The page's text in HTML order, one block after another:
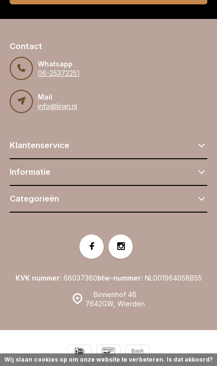
Contact
Whatsapp
06-25372251
Mail
info@linijn.nl
Klantenservice
Informatie
Categorieën
Binnenhof 46
7642GW, Wierden
KVK nummer: 66037360btw-nummer: NL001964058B55
Wij slaan cookies op om onze website te verbeteren. Is dat akkoord?